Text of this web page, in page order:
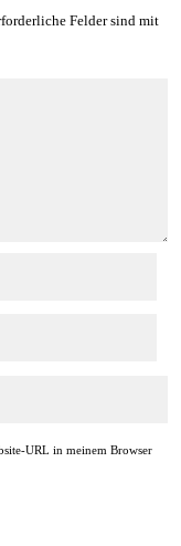
Felder sind mit
URL in meinem Browser